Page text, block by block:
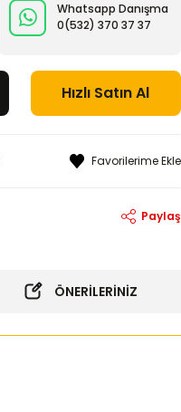
Whatsapp Danışma
0(532) 370 37 37
Hızlı Satın Al
Paylaş
ÖNERİLERİNİZ